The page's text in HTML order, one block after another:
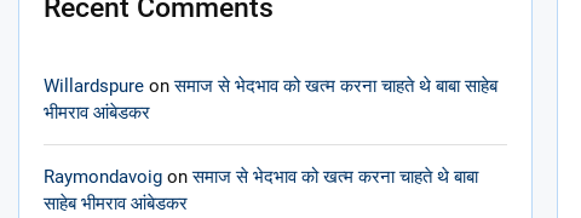
Recent Comments
Willardspure onसमाज से भेदभाव को खत्म करना चाहते थे बाबा साहेब
भीमराव आंबेडकर
Raymondavoig onसमाज से भेदभाव को खत्म करना चाहते थे बाबा
साहेब भीमराव आंबेडकर